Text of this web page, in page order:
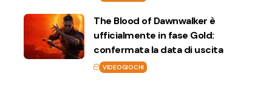
The Blood of Dawnwalker è
ufficialmente in fase Gold:
confermata la data di uscita
VIDEOGIOCHI